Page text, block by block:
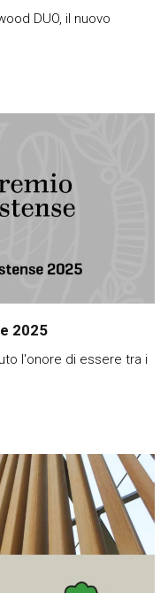
DUO, il nuovo
2025
l'onore di essere tra i